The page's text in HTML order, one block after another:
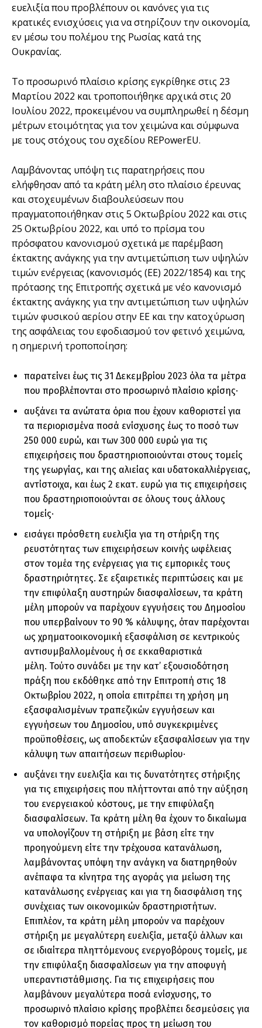
ευελιξία που προβλέπουν οι κανόνες για τις
κρατικές ενισχύσεις για να στηρίζουν την οικονομία,
εν μέσω του πολέμου της Ρωσίας κατά της
Ουκρανίας.
Το προσωρινό πλαίσιο κρίσης εγκρίθηκε στις 23
Μαρτίου 2022 και τροποποιήθηκε αρχικά στις 20
Ιουλίου 2022, προκειμένου να συμπληρωθεί η δέσμη
μέτρων ετοιμότητας για τον χειμώνα και σύμφωνα
με τους στόχους του σχεδίου REPowerEU.
Λαμβάνοντας υπόψη τις παρατηρήσεις που
ελήφθησαν από τα κράτη μέλη στο πλαίσιο έρευνας
και στοχευμένων διαβουλεύσεων που
πραγματοποιήθηκαν στις 5 Οκτωβρίου 2022 και στις
25 Οκτωβρίου 2022, και υπό το πρίσμα του
πρόσφατου κανονισμού σχετικά με παρέμβαση
έκτακτης ανάγκης για την αντιμετώπιση των υψηλών
τιμών ενέργειας (κανονισμός (ΕΕ) 2022/1854) και της
πρότασης της Επιτροπής σχετικά με νέο κανονισμό
έκτακτης ανάγκης για την αντιμετώπιση των υψηλών
τιμών φυσικού αερίου στην ΕΕ και την κατοχύρωση
της ασφάλειας του εφοδιασμού τον φετινό χειμώνα,
η σημερινή τροποποίηση:
παρατείνει έως τις 31 Δεκεμβρίου 2023 όλα τα μέτρα
που προβλέπονται στο προσωρινό πλαίσιο κρίσης·
αυξάνει τα ανώτατα όρια που έχουν καθοριστεί για
τα περιορισμένα ποσά ενίσχυσης έως το ποσό των
250 000 ευρώ, και των 300 000 ευρώ για τις
επιχειρήσεις που δραστηριοποιούνται στους τομείς
της γεωργίας, και της αλιείας και υδατοκαλλιέργειας,
αντίστοιχα, και έως 2 εκατ. ευρώ για τις επιχειρήσεις
που δραστηριοποιούνται σε όλους τους άλλους
τομείς·
εισάγει πρόσθετη ευελιξία για τη στήριξη της
ρευστότητας των επιχειρήσεων κοινής ωφέλειας
στον τομέα της ενέργειας για τις εμπορικές τους
δραστηριότητες. Σε εξαιρετικές περιπτώσεις και με
την επιφύλαξη αυστηρών διασφαλίσεων, τα κράτη
μέλη μπορούν να παρέχουν εγγυήσεις του Δημοσίου
που υπερβαίνουν το 90 % κάλυψης, όταν παρέχονται
ως χρηματοοικονομική εξασφάλιση σε κεντρικούς
αντισυμβαλλομένους ή σε εκκαθαριστικά
μέλη. Τούτο συνάδει με την κατ’ εξουσιοδότηση
πράξη που εκδόθηκε από την Επιτροπή στις 18
Οκτωβρίου 2022, η οποία επιτρέπει τη χρήση μη
εξασφαλισμένων τραπεζικών εγγυήσεων και
εγγυήσεων του Δημοσίου, υπό συγκεκριμένες
προϋποθέσεις, ως αποδεκτών εξασφαλίσεων για την
κάλυψη των απαιτήσεων περιθωρίου·
αυξάνει την ευελιξία και τις δυνατότητες στήριξης
για τις επιχειρήσεις που πλήττονται από την αύξηση
του ενεργειακού κόστους, με την επιφύλαξη
διασφαλίσεων. Τα κράτη μέλη θα έχουν το δικαίωμα
να υπολογίζουν τη στήριξη με βάση είτε την
προηγούμενη είτε την τρέχουσα κατανάλωση,
λαμβάνοντας υπόψη την ανάγκη να διατηρηθούν
ανέπαφα τα κίνητρα της αγοράς για μείωση της
κατανάλωσης ενέργειας και για τη διασφάλιση της
συνέχειας των οικονομικών δραστηριοτήτων.
Επιπλέον, τα κράτη μέλη μπορούν να παρέχουν
στήριξη με μεγαλύτερη ευελιξία, μεταξύ άλλων και
σε ιδιαίτερα πληττόμενους ενεργοβόρους τομείς, με
την επιφύλαξη διασφαλίσεων για την αποφυγή
υπεραντιστάθμισης. Για τις επιχειρήσεις που
λαμβάνουν μεγαλύτερα ποσά ενίσχυσης, το
προσωρινό πλαίσιο κρίσης προβλέπει δεσμεύσεις για
τον καθορισμό πορείας προς τη μείωση του